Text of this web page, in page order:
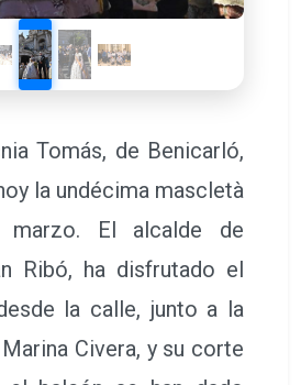
Tomás, de Benicarló,
la undécima mascletà
El alcalde de
Ribó, ha disfrutado el
la calle, junto a la
Civera, y su corte